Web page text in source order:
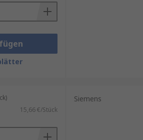
15,66 €/Stück
Siemens